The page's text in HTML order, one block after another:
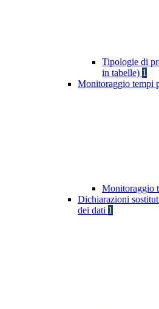
Tipologie di
in tabelle) 1
Monitoraggio tempi
Monitoraggio
Dichiarazioni
dei dati 1